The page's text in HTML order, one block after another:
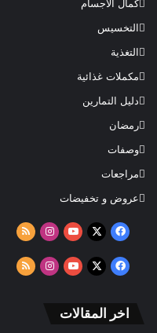
كمال الاجسام
التخسيس
التغذية
مكملات غذائية
دليل التمارين
رمضان
وصفات
مراجعات
عروض و تخفيضات
فيسبوك
‫X
‫YouTubeانستقرامملخص
RSS
فيسبوك
‫X
‫YouTubeانستقرامملخص
اخر المقالات